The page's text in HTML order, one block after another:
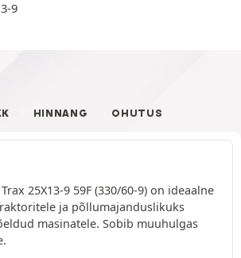
9
HINNANG OHUTUS
25X13-9 59F (330/60-9) on ideaalne
ja põllumajanduslikuks
masinatele. Sobib muuhulgas